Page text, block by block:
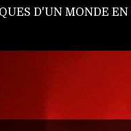
D'UN MONDE EN